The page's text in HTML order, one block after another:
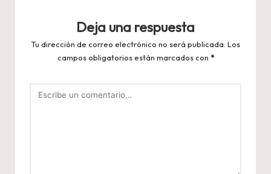
Deja una respuesta
Tu dirección de correo electrónico no será publicada. Los
campos obligatorios están marcados con *